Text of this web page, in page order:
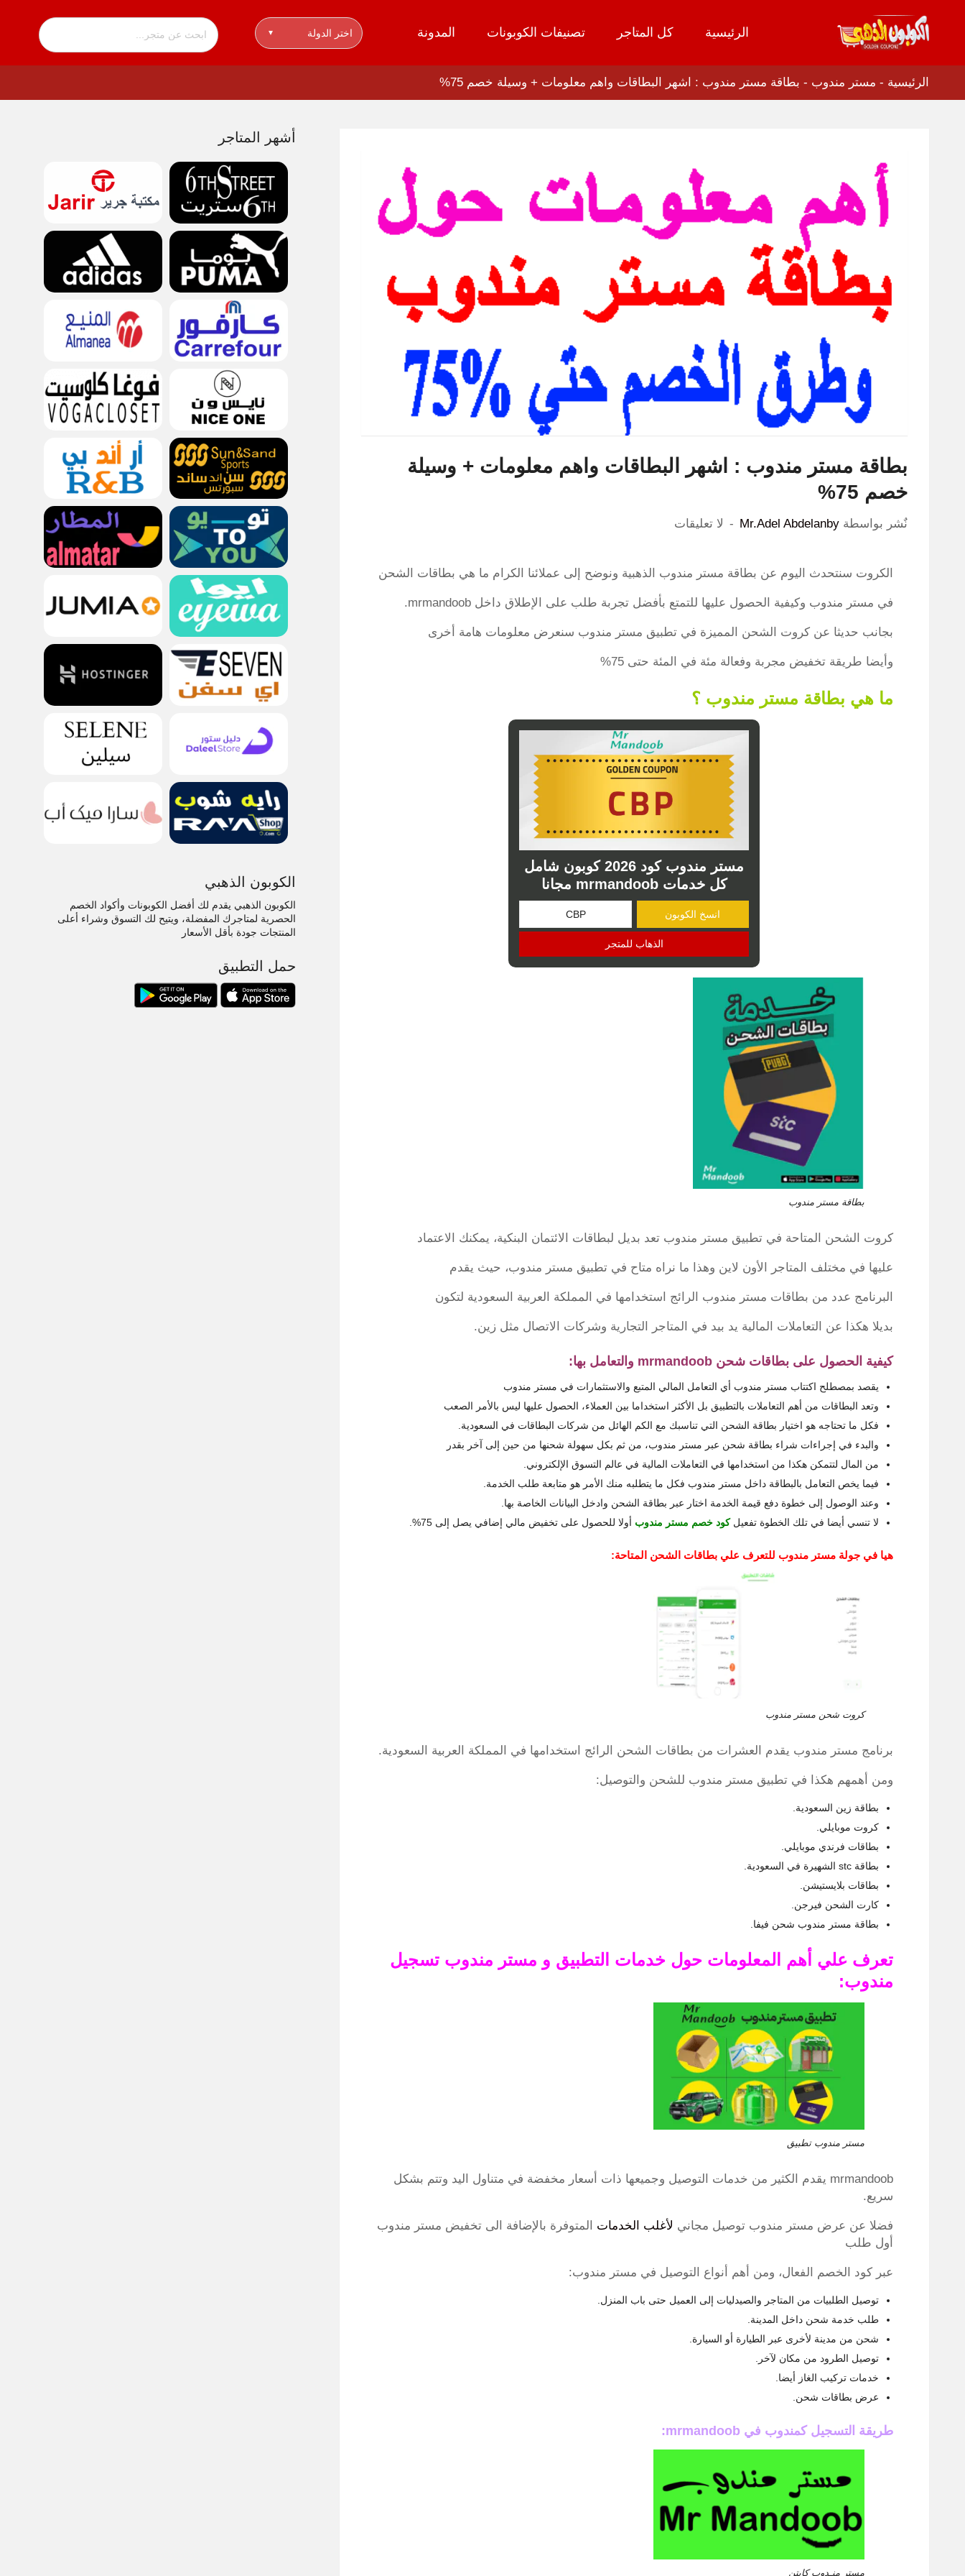
تخطي
المحتوى
الرئيسية كل المتاجر تصنيفات الكوبونات المدونة اختر الدولة ▾
الرئيسية - مستر مندوب - بطاقة مستر مندوب : اشهر البطاقات واهم معلومات + وسيلة خصم 75%
بطاقة مستر مندوب : اشهر البطاقات واهم معلومات + وسيلة
خصم 75%
نٌشر بواسطة Mr.Adel Abdelanby لا تعليقات
الكروت سنتحدث اليوم عن بطاقة مستر مندوب الذهبية ونوضح إلى عملائنا الكرام ما هي بطاقات الشحن
في مستر مندوب وكيفية الحصول عليها للتمتع بأفضل تجربة طلب على الإطلاق داخل mrmandoob.
بجانب حديثا عن كروت الشحن المميزة في تطبيق مستر مندوب سنعرض معلومات هامة أخرى
وأيضا طريقة تخفيض مجربة وفعالة مئة في المئة حتى 75%
ما هي بطاقة مستر مندوب ؟
مستر مندوب كود 2026 كوبون شامل
كل خدمات mrmandoob مجانا
انسخ الكوبون
الذهاب للمتجر
بطاقة مستر مندوب
كروت الشحن المتاحة في تطبيق مستر مندوب تعد بديل لبطاقات الائتمان البنكية، يمكنك الاعتماد
عليها في مختلف المتاجر الأون لاين وهذا ما نراه متاح في تطبيق مستر مندوب، حيث يقدم
البرنامج عدد من بطاقات مستر مندوب الرائج استخدامها في المملكة العربية السعودية لتكون
بديلا هكذا عن التعاملات المالية يد بيد في المتاجر التجارية وشركات الاتصال مثل زين.
كيفية الحصول على بطاقات شحن mrmandoob والتعامل بها:
يقصد بمصطلح اكتتاب مستر مندوب أي التعامل المالي المتبع والاستثمارات في مستر مندوب
وتعد البطاقات من أهم التعاملات بالتطبيق بل الأكثر استخداما بين العملاء، الحصول عليها ليس بالأمر الصعب
فكل ما تحتاجه هو اختيار بطاقة الشحن التي تناسبك مع الكم الهائل من شركات البطاقات في السعودية.
والبدء في إجراءات شراء بطاقة شحن عبر مستر مندوب، من ثم بكل سهولة شحنها من حين إلى آخر بقدر
من المال لتتمكن هكذا من استخدامها في التعاملات المالية في عالم التسوق الإلكتروني.
فيما يخص التعامل بالبطاقة داخل مستر مندوب فكل ما يتطلبه منك الأمر هو متابعة طلب الخدمة.
وعند الوصول إلى خطوة دفع قيمة الخدمة اختار عبر بطاقة الشحن وادخل البيانات الخاصة بها.
لا تنسي أيضا في تلك الخطوة تفعيلكود خصم مستر مندوب أولا للحصول على تخفيض مالي إضافي يصل إلى 75%.
هيا في جولة مستر مندوب للتعرف علي بطاقات الشحن المتاحة:
كروت شحن مستر مندوب
برنامج مستر مندوب يقدم العشرات من بطاقات الشحن الرائج استخدامها في المملكة العربية السعودية.
ومن أهمهم هكذا في تطبيق مستر مندوب للشحن والتوصيل:
بطاقة زين السعودية.
كروت موبايلي.
بطاقات فرندي موبايلي.
بطاقة stc الشهيرة في السعودية.
بطاقات بلايستيشن.
كارت الشحن فيرجن.
بطاقة مستر مندوب شحن فيفا.
تعرف علي أهم المعلومات حول خدمات التطبيق و مستر مندوب تسجيل
مندوب:
مستر مندوب تطبيق
mrmandoob يقدم الكثير من خدمات التوصيل وجميعها ذات أسعار مخفضة في متناول اليد وتتم بشكل
سريع.
فضلا عن عرض مستر مندوب توصيل مجاني لأغلب الخدمات المتوفرة بالإضافة الى تخفيض مستر مندوب
أول طلب
عبر كود الخصم الفعال، ومن أهم أنواع التوصيل في مستر مندوب:
توصيل الطلبيات من المتاجر والصيدليات إلى العميل حتى باب المنزل.
طلب خدمة شحن داخل المدينة.
شحن من مدينة لأخرى عبر الطيارة أو السيارة.
توصيل الطرود من مكان لآخر.
خدمات تركيب الغاز أيضا.
عرض بطاقات شحن.
طريقة التسجيل كمندوب في mrmandoob:
مستر منـدوب كابتن
أشهر المتاجر
الكوبون الذهبي
الكوبون الذهبي يقدم لك أفضل الكوبونات وأكواد الخصم
الحصرية لمتاجرك المفضلة، ويتيح لك التسوق وشراء أعلى
المنتجات جودة بأقل الأسعار
حمل التطبيق